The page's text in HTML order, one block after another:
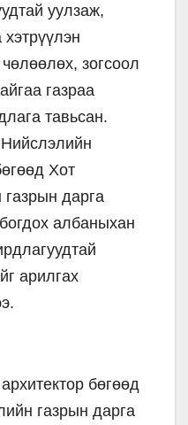
уулзаж,
зогсоол
газраа
тавьсан.
Хот
газрын дарга
албаныхан
арилгах
бөгөөд
газрын дарга